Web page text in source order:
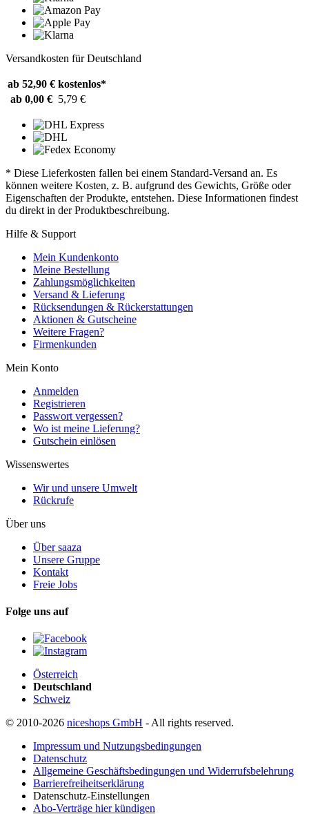
Versandkosten für Deutschland
ab 52,90 € kostenlos*
ab 0,00 € 5,79 €
* Diese Lieferkosten fallen bei einem Standard-Versand an. Es
können weitere Kosten, z. B. aufgrund des Gewichts, Größe oder
Eigenschaften der Produkte, entstehen. Diese Informationen findest
du direkt in der Produktbeschreibung.
Hilfe & Support
Mein Kundenkonto
Meine Bestellung
Zahlungsmöglichkeiten
Versand & Lieferung
Rücksendungen & Rückerstattungen
Aktionen & Gutscheine
Weitere Fragen?
Firmenkunden
Mein Konto
Anmelden
Registrieren
Passwort vergessen?
Wo ist meine Lieferung?
Gutschein einlösen
Wissenswertes
Wir und unsere Umwelt
Rückrufe
Über uns
Über saaza
Unsere Gruppe
Kontakt
Freie Jobs
Folge uns auf
Österreich
Deutschland
Schweiz
© 2010-2026 niceshops GmbH - All rights reserved.
Impressum und Nutzungsbedingungen
Datenschutz
Allgemeine Geschäftsbedingungen und Widerrufsbelehrung
Barrierefreiheitserklärung
Datenschutz-Einstellungen
Abo-Verträge hier kündigen